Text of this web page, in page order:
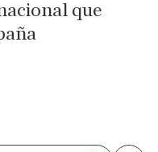
que